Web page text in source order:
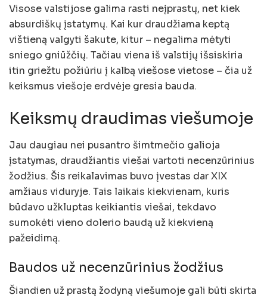
Visose valstijose galima rasti neįprastų, net kiek
absurdiškų įstatymų. Kai kur draudžiama keptą
vištieną valgyti šakute, kitur – negalima mėtyti
sniego gniūžčių. Tačiau viena iš valstijų išsiskiria
itin griežtu požiūriu į kalbą viešose vietose – čia už
keiksmus viešoje erdvėje gresia bauda.
Keiksmų draudimas viešumoje
Jau daugiau nei pusantro šimtmečio galioja
įstatymas, draudžiantis viešai vartoti necenzūrinius
žodžius. Šis reikalavimas buvo įvestas dar XIX
amžiaus viduryje. Tais laikais kiekvienam, kuris
būdavo užkluptas keikiantis viešai, tekdavo
sumokėti vieno dolerio baudą už kiekvieną
pažeidimą.
Baudos už necenzūrinius žodžius
Šiandien už prastą žodyną viešumoje gali būti skirta